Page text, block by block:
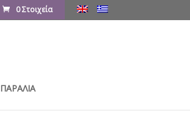
0 Στοιχεία
ΠΑΡΑΛΙΑ